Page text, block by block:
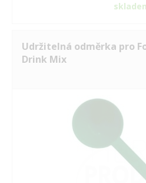
Udržitelná odměrka pro
Drink Mix